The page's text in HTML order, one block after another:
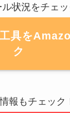
状況をチェ
具を
ク
報もチェック